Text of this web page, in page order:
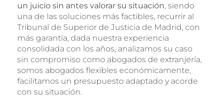
un juicio sin antes valorar su situación, siendo
una de las soluciones más factibles, recurrir al
Tribunal de Superior de Justicia de Madrid, con
más garantía, dada nuestra experiencia
consolidada con los años, analizamos su caso
sin compromiso como abogados de extranjería,
somos abogados flexibles económicamente,
facilitamos un presupuesto adaptado y acorde
con su situación.